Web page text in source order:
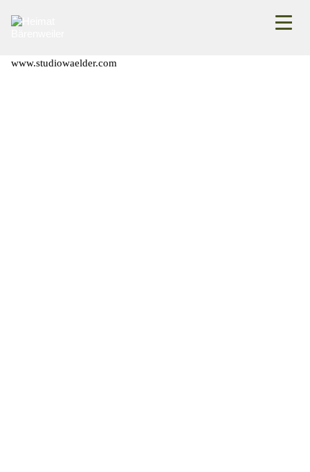
Ulla Wälder
www.studiowaelder.com